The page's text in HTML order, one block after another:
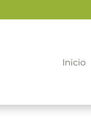
Inicio